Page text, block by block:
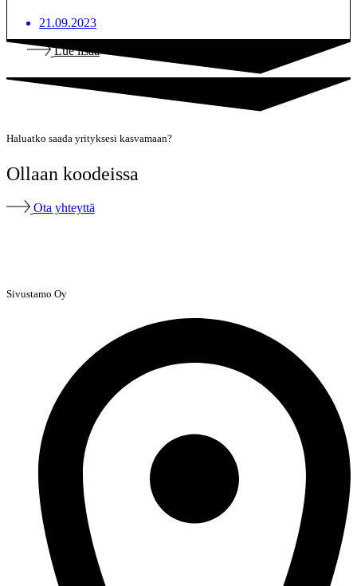
21.09.2023
Lue lisää
Haluatko saada yrityksesi kasvamaan?
Ollaan koodeissa
Ota yhteyttä
Sivustamo Oy